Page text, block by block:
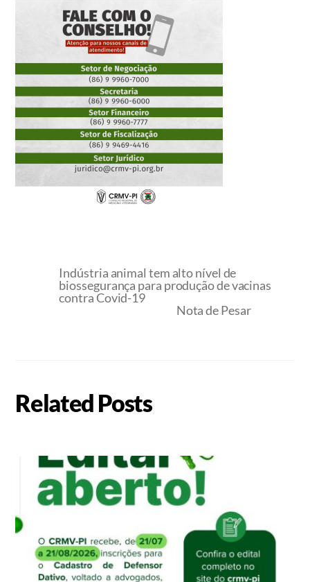
Indústria animal tem alto nível de
biossegurança para produção de vacinas
contra Covid-19
Nota de Pesar
Related Posts